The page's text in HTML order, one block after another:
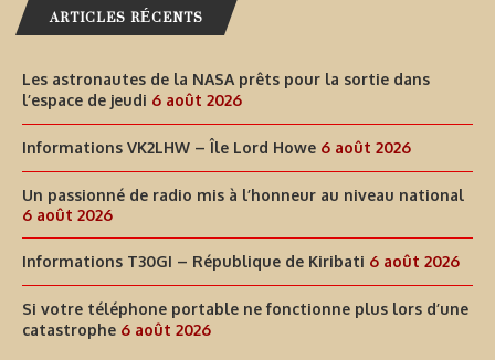
ARTICLES RÉCENTS
Les astronautes de la NASA prêts pour la sortie dans
l’espace de jeudi 6 août 2026
Informations VK2LHW – Île Lord Howe 6 août 2026
Un passionné de radio mis à l’honneur au niveau national
6 août 2026
Informations T30GI – République de Kiribati 6 août 2026
Si votre téléphone portable ne fonctionne plus lors d’une
catastrophe 6 août 2026